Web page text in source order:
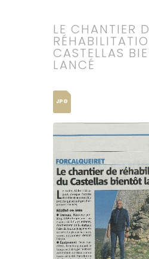
LE CHANTIER
CASTELLAS
LANCÉ
JPG